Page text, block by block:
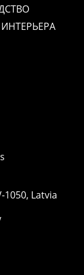
s
1050, Latvia